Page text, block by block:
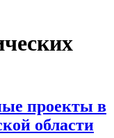
проекты в
области